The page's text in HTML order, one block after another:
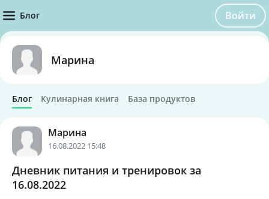
Блог Войти
Марина
Блог Кулинарная книга База продуктов
Марина
16.08.2022 15:48
Дневник питания и тренировок за
16.08.2022